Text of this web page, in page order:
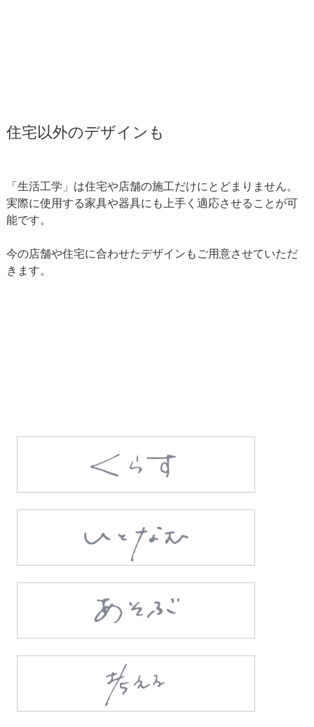
住宅以外のデザインも
「生活工学」は住宅や店舗の施工だけにとどまりません。
実際に使用する家具や器具にも上手く適応させることが可
能です。
今の店舗や住宅に合わせたデザインもご用意させていただ
きます。